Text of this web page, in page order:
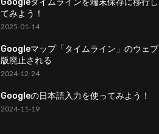
Googleタイムラインを端末保存に移行し
てみよう！
2025-01-14
Googleマップ「タイムライン」のウェブ
版廃止される
2024-12-24
Googleの日本語入力を使ってみよう！
2024-11-19